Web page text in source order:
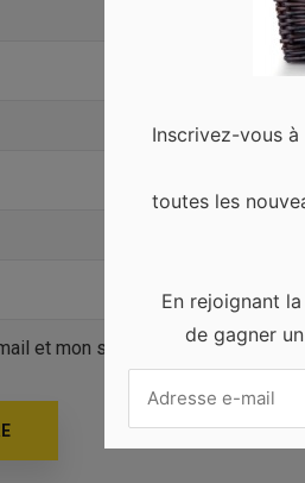
et mon site web dans le
Inscrivez-vous
toutes les
En rejoignant
de gagner